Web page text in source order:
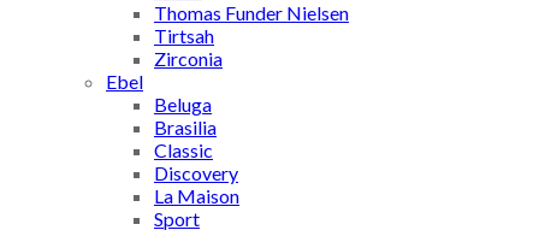
Thomas Funder Nielsen
Tirtsah
Zirconia
Ebel
Beluga
Brasilia
Classic
Discovery
La Maison
Sport